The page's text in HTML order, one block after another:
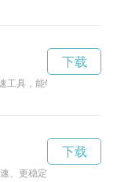
工具，能够帮助用户快
下载
、更稳定的网络连接，
下载